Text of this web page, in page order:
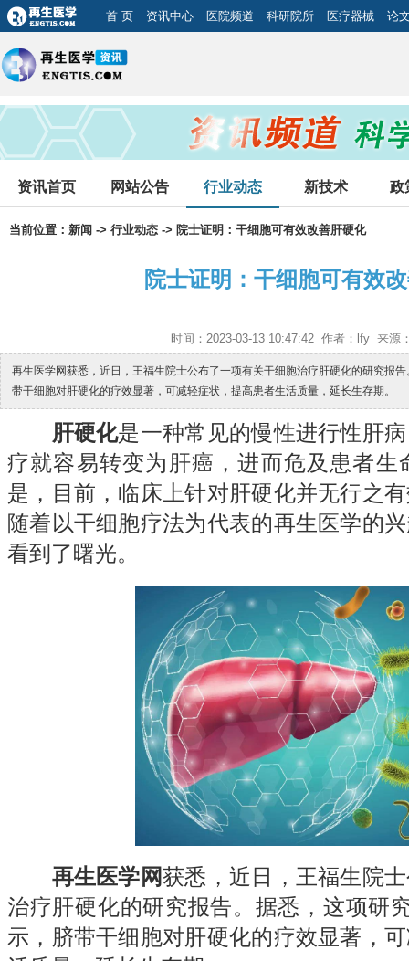
首 页 资讯中心 医院频道 科研院所 医疗器械 论
资讯首页 网站公告 行业动态 新技术 政
当前位置： 新闻 -> 行业动态 -> 院士证明：干细胞可有效改善肝硬化
院士证明：干细胞可有效
时间：2023-03-13 10:47:42 作者：lfy 来源
再生医学网获悉，近日，王福生院士公布了一项有关干细胞治疗肝硬化的研究报
带干细胞对肝硬化的疗效显著，可减轻症状，提高患者生活质量，延长生存期。
肝硬化是一种常见的慢性进行性肝
疗就容易转变为肝癌，进而危及患者生
是，目前，临床上针对肝硬化并无行之
随着以干细胞疗法为代表的再生医学的
看到了曙光。
再生医学网获悉，近日，王福生院
治疗肝硬化的研究报告。据悉，这项研
示，脐带干细胞对肝硬化的疗效显著，